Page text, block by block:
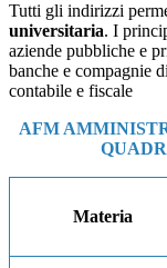
Tutti gli indirizzi
universitaria. I
aziende pubbliche e
banche e compagnie
contabile e fiscale
AFM
Materia